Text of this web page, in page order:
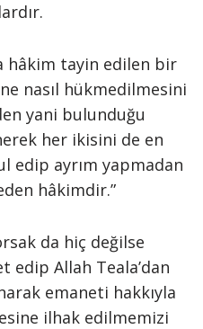
hâkim tayin edilen bir
nasıl hükmedilmesini
yani bulunduğu
her ikisini de en
edip ayrım yapmadan
hâkimdir.”
da hiç değilse
edip Allah Teala’dan
emaneti hakkıyla
ilhak edilmemizi